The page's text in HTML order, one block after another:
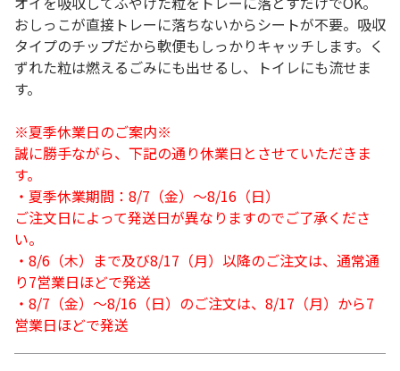
おしっこが直接トレーに落ちないからシートが不要。吸収
タイプのチップだから軟便もしっかりキャッチします。く
ずれた粒は燃えるごみにも出せるし、トイレにも流せま
す。
※夏季休業日のご案内※
誠に勝手ながら、下記の通り休業日とさせていただきま
す。
・夏季休業期間：8/7（金）～8/16（日）
ご注文日によって発送日が異なりますのでご了承くださ
い。
・8/6（木）まで及び8/17（月）以降のご注文は、通常通
り7営業日ほどで発送
・8/7（金）～8/16（日）のご注文は、8/17（月）から7
営業日ほどで発送